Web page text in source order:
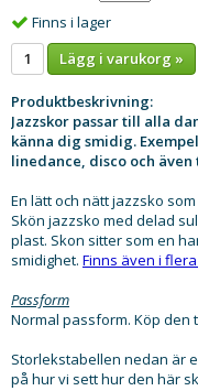
Finns i lager
Lägg i varukorg »
Produktbeskrivning:
Jazzskor passar till alla
känna dig smidig.
linedance disco och
En lätt och nätt jazzsko
Skön jazzsko med delad
plast. Skon sitter som en
smidighet. Finns även i
Passform
Normal passform. Köp den
Storlekstabellen nedan är
på hur vi sett hur den här